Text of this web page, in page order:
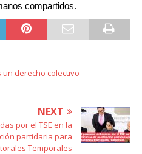
compartidos.
un derecho colectivo
NEXT
por el TSE en la
partidaria para
Temporales